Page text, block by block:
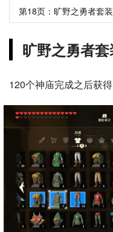
第18页： 旷野之勇者套装
旷野之勇者
120个神庙完成之后获得